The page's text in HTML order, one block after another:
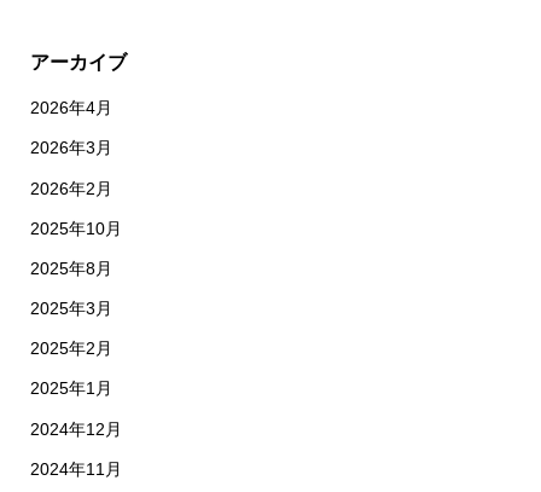
アーカイブ
2026年4月
2026年3月
2026年2月
2025年10月
2025年8月
2025年3月
2025年2月
2025年1月
2024年12月
2024年11月